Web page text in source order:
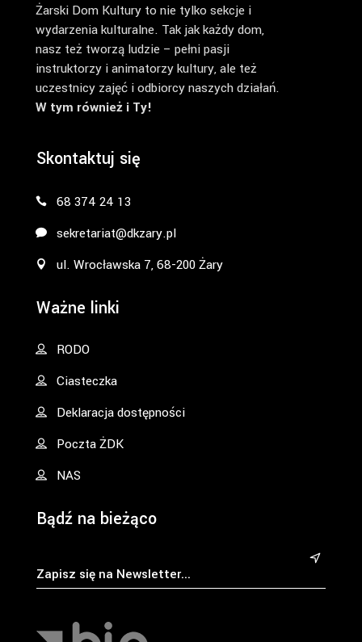
Żarski Dom Kultury to nie tylko sekcje i
wydarzenia kulturalne. Tak jak każdy dom,
nasz też tworzą ludzie – pełni pasji
instruktorzy i animatorzy kultury, ale też
uczestnicy zajęć i odbiorcy naszych działań.
W tym również i Ty!
Skontaktuj się
68 374 24 13
sekretariat@dkzary.pl
ul. Wrocławska 7, 68-200 Żary
Ważne linki
RODO
Ciasteczka
Deklaracja dostępności
Poczta ŻDK
NAS
Bądź na bieżąco
&